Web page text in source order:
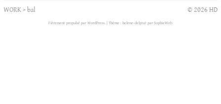
WORK> bal © 2026 HD
Fièrement propulsé par WordPress. Thème : helene-delprat par SophieWeb.